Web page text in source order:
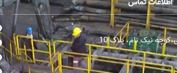
اطلاعات تماس
نیک نام، پلاک 10